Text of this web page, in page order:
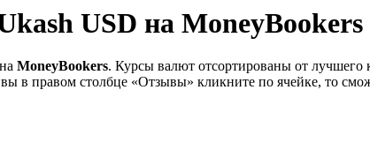
USD на MoneyBookers
на MoneyBookers. Курсы валют отсортированы от лучшего
в правом столбце «Отзывы» кликните по ячейке, то